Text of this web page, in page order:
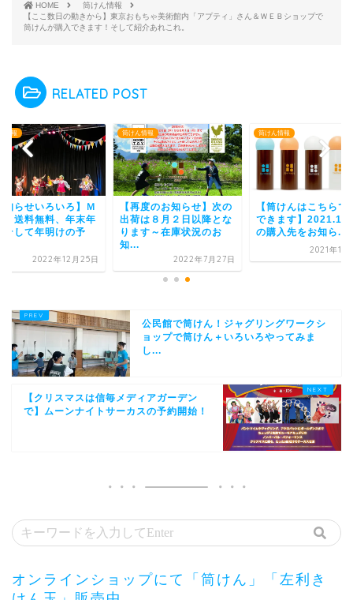
HOME
筒けん情報
【ここ数日の動きから】東京おもちゃ美術館内「アプティ」さん＆ＷＥＢショップで
筒けんが購入できます！そして紹介あれこれ。
RELATED POST
情報
知らせいろいろ】Ｍ
、送料無料、年末年
そして年明けの予
2022年12月25日
筒けん情報
【再度のお知らせ】次の
出荷は８月２日以降とな
ります～在庫状況のお
知...
2022年7月27日
筒けん情報
【筒けんはこちらで
できます】2021.11
の購入先をお知ら...
2021年11
公民館で筒けん！ジャグリングワークシ
ョップで筒けん＋いろいろやってみま
し...
【クリスマスは信毎メディアガーデン
で】ムーンナイトサーカスの予約開始！
オンラインショップにて「筒けん」「左利き